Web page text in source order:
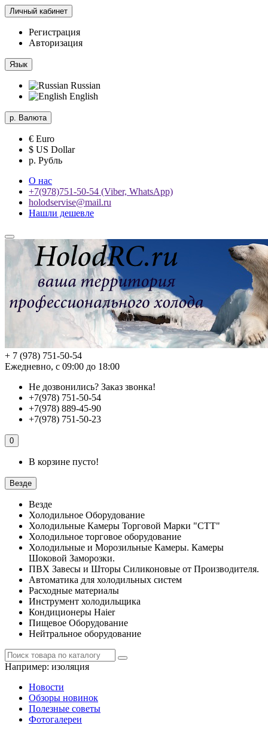
Личный кабинет
Регистрация
Авторизация
Язык
Russian
English
р. Валюта
€ Euro
$ US Dollar
р. Рубль
О нас
+7(978)751-50-54 (Viber, WhatsApp)
holodservise@mail.ru
Нашли дешевле
+ 7 (978) 751-50-54
Ежедневно, с 09:00 до 18:00
Не дозвонились? Заказ звонка!
+7(978) 751-50-54
+7(978) 889-45-90
+7(978) 751-50-23
0
В корзине пусто!
Везде
Везде
Холодильное Оборудование
Холодильные Камеры Торговой Марки "СТТ"
Холодильное торговое оборудование
Холодильные и Морозильные Камеры. Камеры
Шоковой Заморозки.
ПВХ Завесы и Шторы Силиконовые от Производителя.
Автоматика для холодильных систем
Расходные материалы
Инструмент холодильщика
Кондиционеры Haier
Пищевое Оборудование
Нейтральное оборудование
Например: изоляция
Новости
Обзоры новинок
Полезные советы
Фотогалереи